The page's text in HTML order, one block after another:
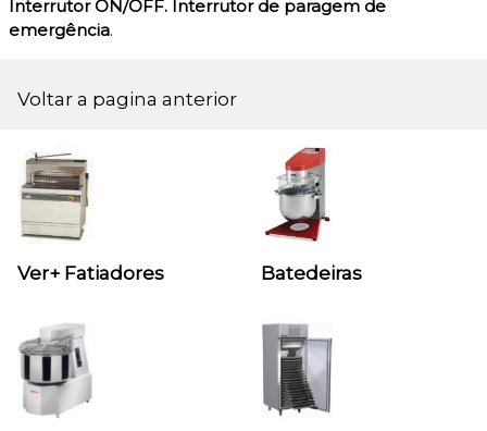
Interrutor ON/OFF. Interrutor de paragem de
emergência.
Voltar a pagina anterior
Ver+ Fatiadores Batedeiras